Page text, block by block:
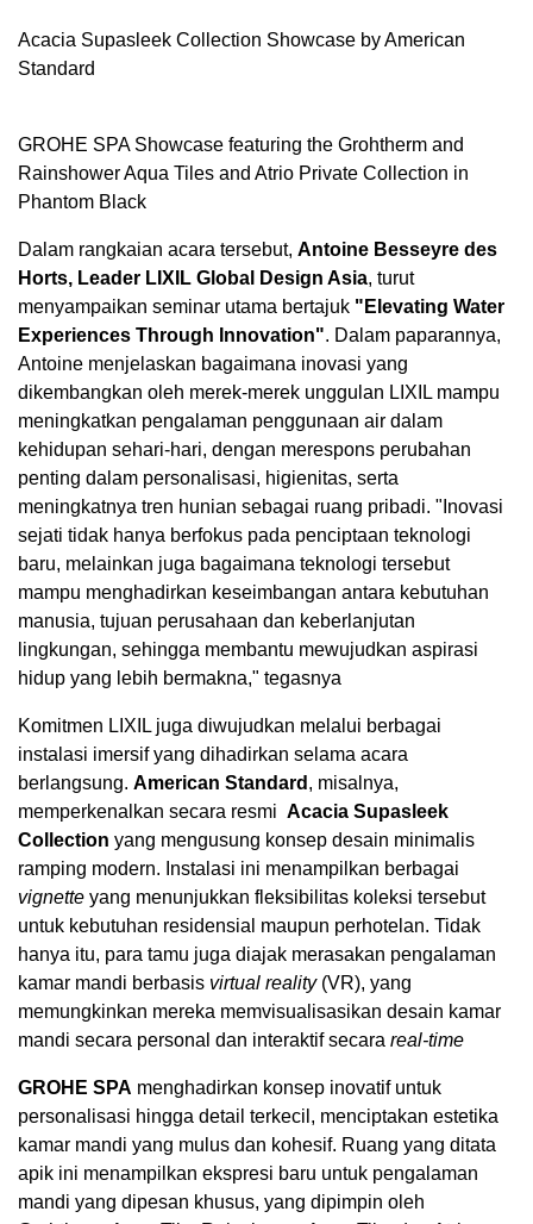
Acacia Supasleek Collection Showcase by American
Standard
GROHE SPA Showcase featuring the Grohtherm and
Rainshower Aqua Tiles and Atrio Private Collection in
Phantom Black
Dalam rangkaian acara tersebut, Antoine Besseyre des
Horts, Leader LIXIL Global Design Asia, turut
menyampaikan seminar utama bertajuk "Elevating Water
Experiences Through Innovation". Dalam paparannya,
Antoine menjelaskan bagaimana inovasi yang
dikembangkan oleh merek-merek unggulan LIXIL mampu
meningkatkan pengalaman penggunaan air dalam
kehidupan sehari-hari, dengan merespons perubahan
penting dalam personalisasi, higienitas, serta
meningkatnya tren hunian sebagai ruang pribadi. "Inovasi
sejati tidak hanya berfokus pada penciptaan teknologi
baru, melainkan juga bagaimana teknologi tersebut
mampu menghadirkan keseimbangan antara kebutuhan
manusia, tujuan perusahaan dan keberlanjutan
lingkungan, sehingga membantu mewujudkan aspirasi
hidup yang lebih bermakna," tegasnya
Komitmen LIXIL juga diwujudkan melalui berbagai
instalasi imersif yang dihadirkan selama acara
berlangsung. American Standard , misalnya,
memperkenalkan secara resmi Acacia Supasleek
Collection yang mengusung konsep desain minimalis
ramping modern. Instalasi ini menampilkan berbagai
vignette yang menunjukkan fleksibilitas koleksi tersebut
untuk kebutuhan residensial maupun perhotelan. Tidak
hanya itu, para tamu juga diajak merasakan pengalaman
kamar mandi berbasis virtual reality (VR), yang
memungkinkan mereka memvisualisasikan desain kamar
mandi secara personal dan interaktif secara real-time
GROHE SPA menghadirkan konsep inovatif untuk
personalisasi hingga detail terkecil, menciptakan estetika
kamar mandi yang mulus dan kohesif. Ruang yang ditata
apik ini menampilkan ekspresi baru untuk pengalaman
mandi yang dipesan khusus, yang dipimpin oleh